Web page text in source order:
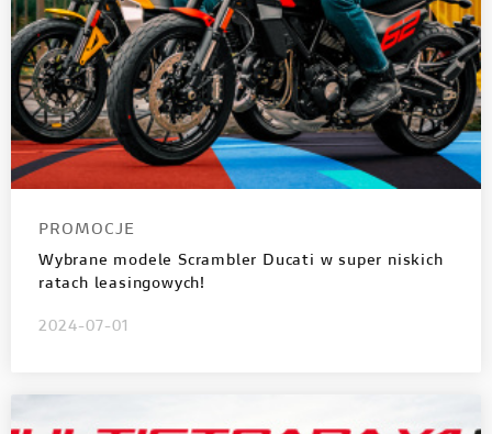
PROMOCJE
Wybrane modele Scrambler Ducati w super niskich
ratach leasingowych!
2024-07-01